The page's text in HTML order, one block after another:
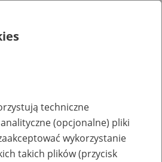
techniczne
(opcjonalne) pliki
wykorzystanie
takich plików (przycisk